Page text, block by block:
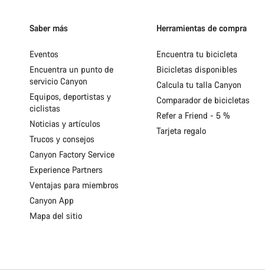
Saber más
Eventos
Encuentra un punto de
servicio Canyon
Equipos, deportistas y
ciclistas
Noticias y artículos
Trucos y consejos
Canyon Factory Service
Experience Partners
Ventajas para miembros
Canyon App
Mapa del sitio
Herramientas de compra
Encuentra tu bicicleta
Bicicletas disponibles
Calcula tu talla Canyon
Comparador de bicicletas
Refer a Friend - 5 %
Tarjeta regalo